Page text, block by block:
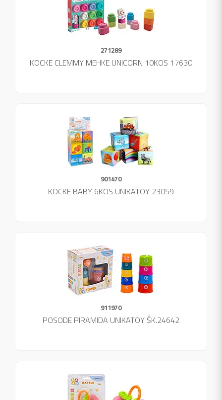
271289
KOCKE CLEMMY MEHKE UNICORN 10KOS 17630
901470
KOCKE BABY 6KOS UNIKATOY 23059
911970
POSODE PIRAMIDA UNIKATOY ŠK.24642